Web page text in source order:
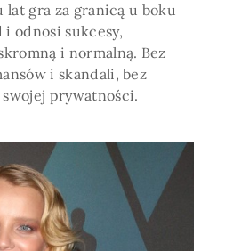
na 2026
SZUKAJ
ASTROMAGII
lat gra za granicą u boku
odnosi sukcesy,
i normalną. Bez
i skandali, bez
prywatności.